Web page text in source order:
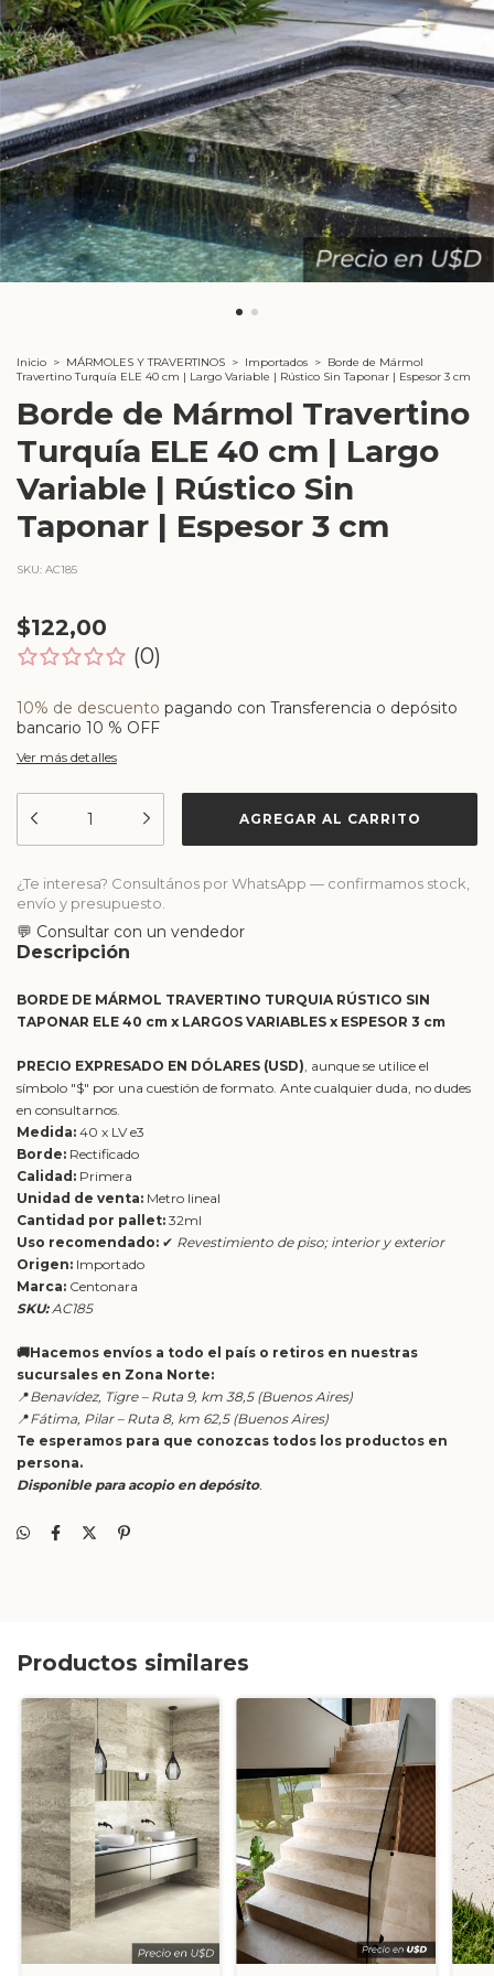
Inicio > MÁRMOLES Y TRAVERTINOS > Importados > Borde de Mármol
Travertino Turquía ELE 40 cm | Largo Variable | Rústico Sin Taponar | Espesor 3 cm
Borde de Mármol Travertino
Turquía ELE 40 cm | Largo
Variable | Rústico Sin
Taponar | Espesor 3 cm
SKU: AC185
$122,00
(0)
10% de descuento pagando con Transferencia o depósito
bancario 10 % OFF
Ver más detalles
¿Te interesa? Consultános por WhatsApp — confirmamos stock,
envío y presupuesto.
💬 Consultar con un vendedor
Descripción
BORDE DE MÁRMOL TRAVERTINO TURQUIA RÚSTICO SIN
TAPONAR ELE 40 cm x LARGOS VARIABLES x ESPESOR 3 cm
PRECIO EXPRESADO EN DÓLARES (USD), aunque se utilice el
símbolo "$" por una cuestión de formato. Ante cualquier duda, no dudes
en consultarnos.
Medida: 40 x LV e3
Borde: Rectificado
Calidad: Primera
Unidad de venta: Metro lineal
Cantidad por pallet: 32ml
Uso recomendado: ✔ Revestimiento de piso; interior y exterior
Origen: Importado
Marca: Centonara
SKU:AC185
🚚Hacemos envíos a todo el país o retiros en nuestras
sucursales en Zona Norte:
📍Benavídez, Tigre – Ruta 9, km 38,5 (Buenos Aires)
📍Fátima, Pilar – Ruta 8, km 62,5 (Buenos Aires)
Te esperamos para que conozcas todos los productos en
persona.
Disponible para acopio en depósito.
Productos similares